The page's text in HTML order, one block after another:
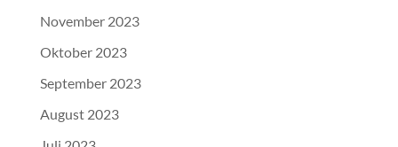
November 2023
Oktober 2023
September 2023
August 2023